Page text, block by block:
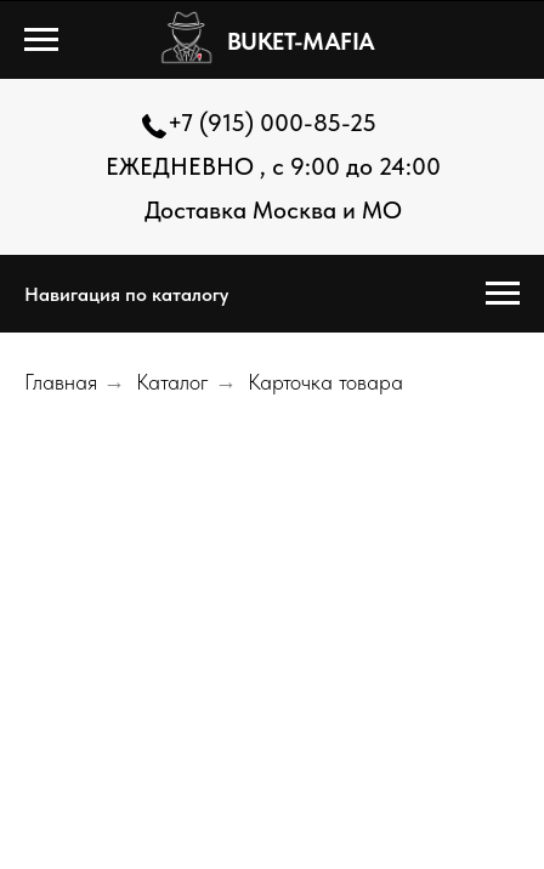
BUKET-MAFIA
+7 (915) 000-85-25
ЕЖЕДНЕВНО , с 9:00 до 24:00
Доставка Москва и МО
Навигация по каталогу
Главная → Каталог → Карточка товара